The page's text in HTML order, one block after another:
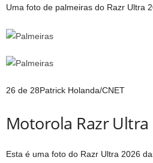
Uma foto de palmeiras do Razr Ultra
26 de 28Patrick Holanda/CNET
Motorola Razr Ultra
Esta é uma foto do Razr Ultra 2026